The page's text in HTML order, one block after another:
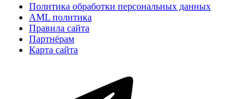
Политика обработки персональных данных
AML политика
Правила сайта
Партнёрам
Карта сайта